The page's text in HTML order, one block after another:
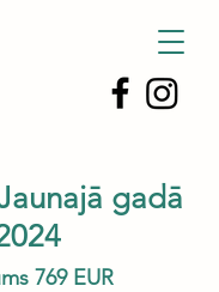
gadā
769 EUR